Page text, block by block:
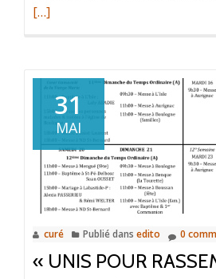
[…]
31
MAI
curé Publié dans edito 0
« UNIS POUR